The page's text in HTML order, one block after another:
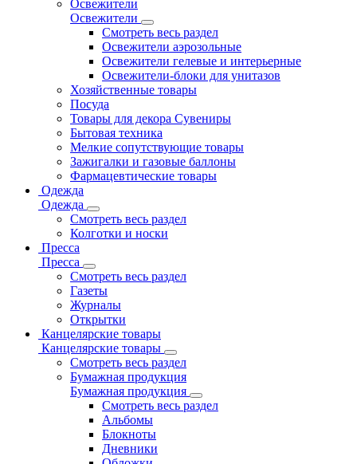
Освежители
Освежители
Смотреть весь раздел
Освежители аэрозольные
Освежители гелевые и интерьерные
Освежители-блоки для унитазов
Хозяйственные товары
Посуда
Товары для декора Сувениры
Бытовая техника
Мелкие сопутствующие товары
Зажигалки и газовые баллоны
Фармацевтические товары
Одежда
Одежда
Смотреть весь раздел
Колготки и носки
Пресса
Пресса
Смотреть весь раздел
Газеты
Журналы
Открытки
Канцелярские товары
Канцелярские товары
Смотреть весь раздел
Бумажная продукция
Бумажная продукция
Смотреть весь раздел
Альбомы
Блокноты
Дневники